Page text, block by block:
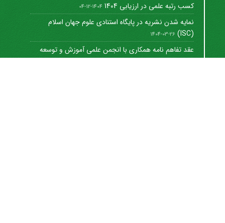
کسب رتبه علمی در ارزیابی 1404 1404-12-04
نمایه شدن نشریه در پایگاه استنادی علوم جهان اسلام
(ISC)
1404-03-26
عقد تفاهم نامه همکاری با انجمن علمی آموزش و توسعه
منابع ...